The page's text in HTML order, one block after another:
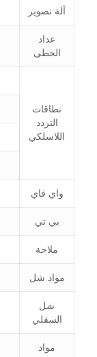
آلة تصوير
عداد
الخطى
نطاقات
التردد
اللاسلكي
واي فاي
بي تي
ملاحة
مواد شل
شل
السفلي
مواد